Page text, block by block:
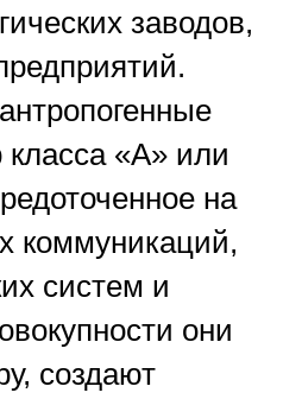
заводов,
«А» или
на
коммуникаций,
систем и
они
создают